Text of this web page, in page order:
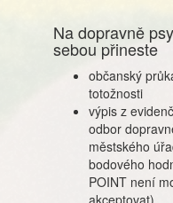
Na dopravně
sebou přineste
občanský
totožnosti
výpis z
odbor
městského
bodového
POINT není
akceptovat)